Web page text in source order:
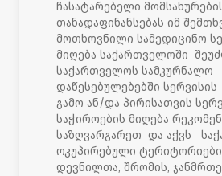
ჩასატარებელი
თანადაფინანსებას იმ
მოთხოვნილი სამედიცინო
მიღება საქართველოში
საქართველოს სამკურნალო
დაწესებულებებში
გამო ან/და პირისათვის
საჭიროების მიღება
საზღვარგარეთ და აქვს
ოკუპირებული
დევნილთა, შრომის,